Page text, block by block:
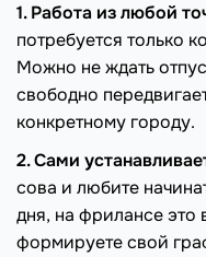
1. Работа из любой
потребуется только
Можно не ждать
свободно
конкретному городу.
2. Сами
сова и любите
дня, на фрилансе
формируете свой